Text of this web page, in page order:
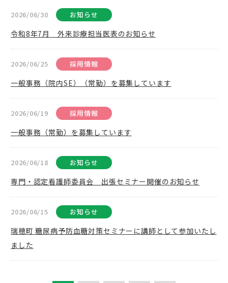
2026/06/30 お知らせ
令和8年7月 外来診療担当医表のお知らせ
2026/06/25 採用情報
一般事務（院内SE）（常勤）を募集しています
2026/06/19 採用情報
一般事務（常勤）を募集しています
2026/06/18 お知らせ
専門・認定看護師委員会 出張セミナー開催のお知らせ
2026/06/15 お知らせ
瑞穂町 糖尿病予防血糖対策セミナーに講師として参加いたし
ました